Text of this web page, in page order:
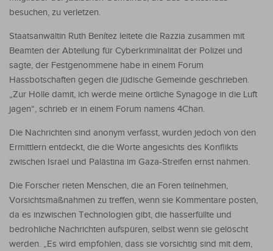
besuchen, zu verletzen.
Staatsanwältin Ruth Benítez leitete die Razzia zusammen mit
Beamten der Abteilung für Cyberkriminalität der Polizei und
sagte, der Festgenommene habe in einem Forum
Hassbotschaften gegen die jüdische Gemeinde geschrieben.
„Zur Hölle damit, ich werde meine örtliche Synagoge in die Luft
jagen“, schrieb er in einem Forum namens 4Chan.
Die Nachrichten sind anonym verfasst, wurden jedoch von den
Ermittlern entdeckt, die die Worte angesichts des Konflikts
zwischen Israel und Palästina im Gaza-Streifen ernst nahmen.
Die Forscher rieten Menschen, die an Foren teilnehmen,
Vorsichtsmaßnahmen zu treffen, wenn sie Kommentare posten,
da es inzwischen Technologien gibt, die hasserfüllte und
bedrohliche Nachrichten aufspüren, selbst wenn sie gelöscht
werden. „Es wird empfohlen, dass sie vorsichtig sind mit dem,